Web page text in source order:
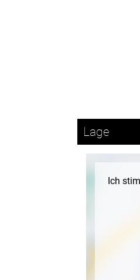
Lage
Ich